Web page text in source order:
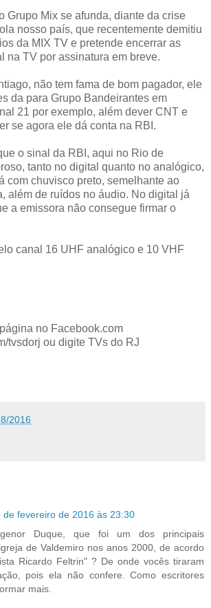
Grupo Mix se afunda, diante da crise
nosso país, que recentemente demitiu
da MIX TV e pretende encerrar as
na TV por assinatura em breve.
não tem fama de bom pagador, ele
da para Grupo Bandeirantes em
21 por exemplo, além dever CNT e
se agora ele dá conta na RBI.
o sinal da RBI, aqui no Rio de
tanto no digital quanto no analógico,
com chuvisco preto, semelhante ao
além de ruídos no áudio. No digital já
a emissora não consegue firmar o
canal 16 UHF analógico e 10 VHF
no Facebook.com
tvsdorj ou digite TVs do RJ
2016
de fevereiro de 2016 às 23:30
Duque, que foi um dos principais
de Valdemiro nos anos 2000, de acordo
Ricardo Feltrin" ? De onde vocês tiraram
pois ela não confere. Como escritores
mais.